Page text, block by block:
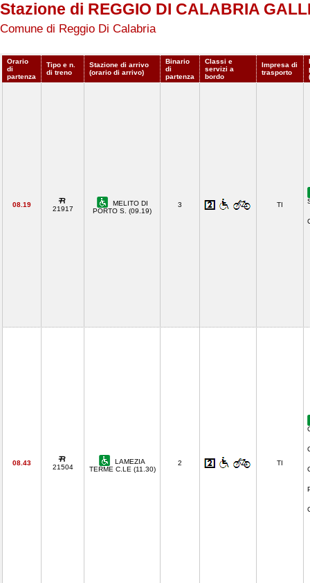
Stazione di REGGIO DI CALABRIA
Comune di Reggio Di Calabria
Orario
di
partenza
Tipo e n.
di treno
Stazione di arrivo
(orario di arrivo)
Binario
di
partenza
Classi e
servizi a
bordo
Impresa di
trasporto
08.19
21917
MELITO DI
PORTO S. (09.19)
3 TI
08.43
21504
LAMEZIA
TERME C.LE (11.30)
2 TI